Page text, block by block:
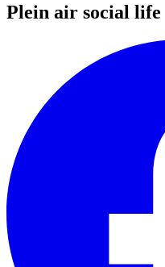
Plein air social life